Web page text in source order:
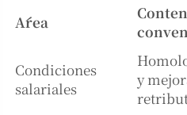
Área
Condiciones
salariales
y